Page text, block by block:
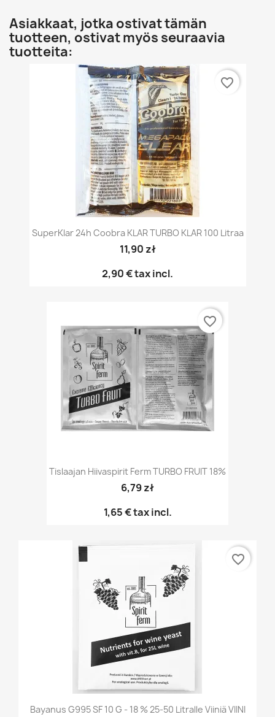
Asiakkaat, jotka ostivat tämän
tuotteen, ostivat myös seuraavia
tuotteita:
SuperKlar 24h Coobra KLAR TURBO KLAR 100 Litraa
11,90 zł
2,90 €tax incl.
favorite_border
Tislaajan Hiivaspirit Ferm TURBO FRUIT 18%
6,79 zł
1,65 €tax incl.
favorite_border
Bayanus G995 SF 10 G - 18 % 25-50 Litralle Viiniä VIINI
favorite_border